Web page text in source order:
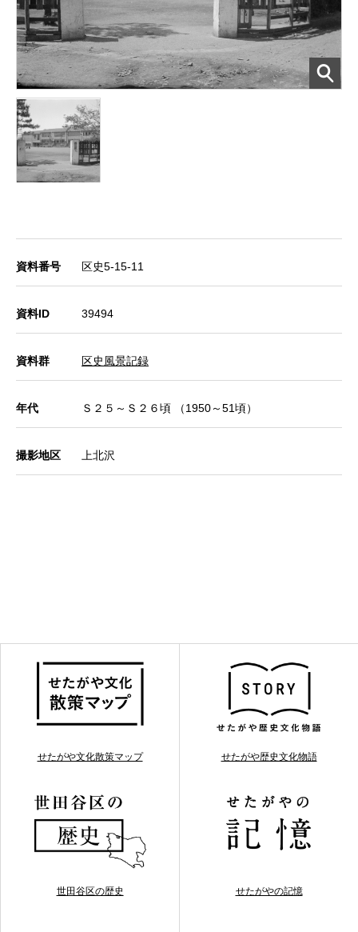
資料番号 区史5-15-11
資料ID 39494
資料群 区史風景記録
年代 Ｓ２５～Ｓ２６頃 （1950～51頃）
撮影地区 上北沢
せたがや文化散策マップ せたがや歴史文化物語
世田谷区の歴史 せたがやの記憶